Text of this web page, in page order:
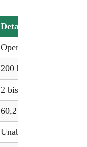
Details
Open Center (Load-
200 bar (2901 psi)
2 bis 6
60,2 L/min (15.9
Unabhängig